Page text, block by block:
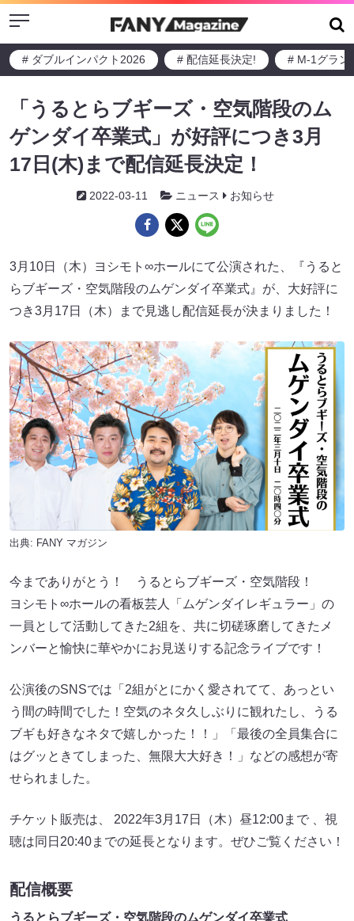
Menu
# ダブルインパクト2026 # 配信延長決定! # M-1グラン
「うるとらブギーズ・空気階段のム
ゲンダイ卒業式」が好評につき3月
17日(木)まで配信延長決定！
2022-03-11 ニュース お知らせ
3月10日（木）ヨシモト∞ホールにて公演された、『うると
らブギーズ・空気階段のムゲンダイ卒業式』が、大好評に
つき3月17日（木）まで見逃し配信延長が決まりました！
出典: FANY マガジン
今までありがとう！ うるとらブギーズ・空気階段！
ヨシモト∞ホールの看板芸人「ムゲンダイレギュラー」の
一員として活動してきた2組を、共に切磋琢磨してきたメ
ンバーと愉快に華やかにお見送りする記念ライブです！
公演後のSNSでは「2組がとにかく愛されてて、あっとい
う間の時間でした！空気のネタ久しぶりに観れたし、うる
ブギも好きなネタで嬉しかった！！」「最後の全員集合に
はグッときてしまった、無限大大好き！」などの感想が寄
せられました。
チケット販売は、 2022年3月17日（木）昼12:00まで 、視
聴は同日20:40までの延長となります。ぜひご覧ください！
配信概要
うるとらブギーズ・空気階段のムゲンダイ卒業式